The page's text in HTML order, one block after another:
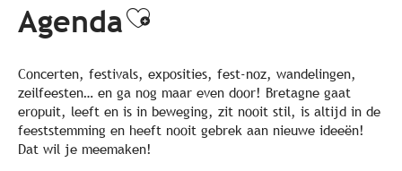
AgendaAjouter aux favoris
Concerten, festivals, exposities, fest-noz, wandelingen,
zeilfeesten… en ga nog maar even door! Bretagne gaat
eropuit, leeft en is in beweging, zit nooit stil, is altijd in de
feeststemming en heeft nooit gebrek aan nieuwe ideeën!
Dat wil je meemaken!